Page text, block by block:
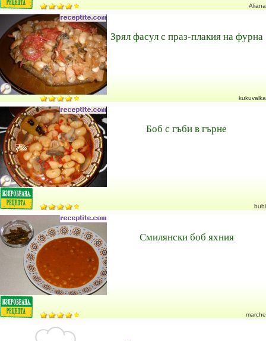
Aliana
Зрял фасул с праз-плакия на фурна
kukuvalka
Боб с гъби в гърне
bubi
Смилянски боб яхния
marche